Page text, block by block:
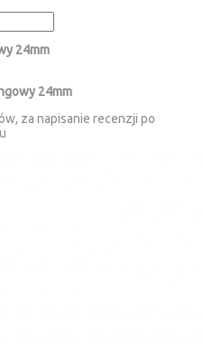
24mm
24mm
za napisanie recenzji po